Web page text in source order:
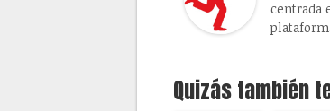
centrada
Quizás también